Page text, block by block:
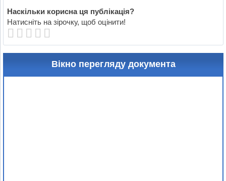
Наскільки корисна ця публікація?
Натисніть на зірочку, щоб оцінити!
Вікно перегляду документа